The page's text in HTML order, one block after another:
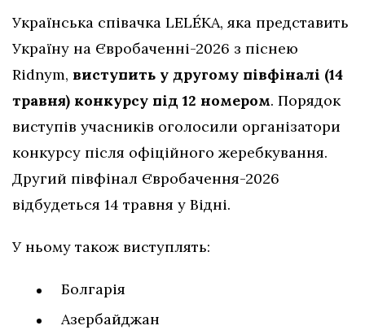
Українська співачка LELÉKA, яка представить
Україну на Євробаченні-2026 з піснею
Ridnym, виступить у другому півфіналі (14
травня) конкурсу під 12 номером. Порядок
виступів учасників оголосили організатори
конкурсу після офіційного жеребкування.
Другий півфінал Євробачення-2026
відбудеться 14 травня у Відні.
У ньому також виступлять:
Болгарія
Азербайджан